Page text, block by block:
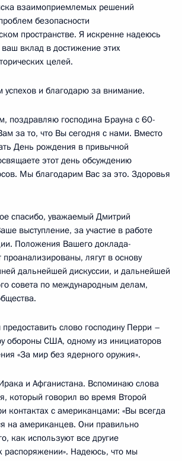
взаимоприемлемых решений
безопасности
пространстве. Я искренне надеюсь
вклад в достижение этих
целей.
и благодарю за внимание.
поздравляю господина Брауна с 60-
за то, что Вы сегодня с нами. Вместо
День рождения в привычной
этот день обсуждению
Мы благодарим Вас за это. Здоровья
спасибо, уважаемый Дмитрий
выступление, за участие в работе
Положения Вашего доклада-
проанализированы, лягут в основу
дальнейшей дискуссии, и дальнейшей
совета по международным делам,
слово господину Перри –
обороны США, одному из инициаторов
«За мир без ядерного оружия».
и Афганистана. Вспоминаю слова
который говорил во время Второй
контактах с американцами: «Вы всегда
на американцев. Они правильно
как используют все другие
распоряжении». Надеюсь, что мы